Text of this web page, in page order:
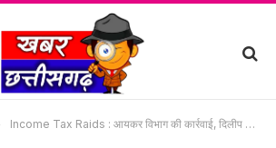
Income Tax Raids : आयकर विभाग की कार्रवाई, दिलीप बिल्डकॉन के ठिकानों पर छापेमारी, टैक्स चोरी के आरोप